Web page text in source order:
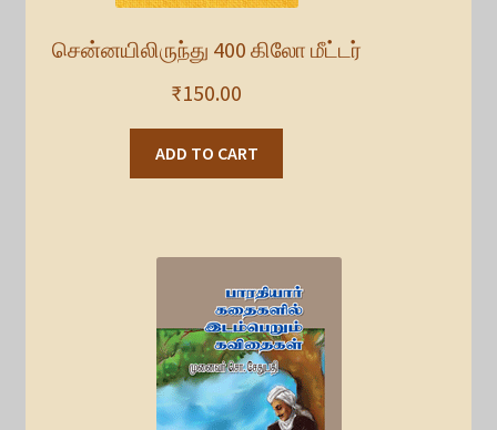
சென்னயிலிருந்து 400 கிலோ மீட்டர்
₹150.00
ADD TO CART